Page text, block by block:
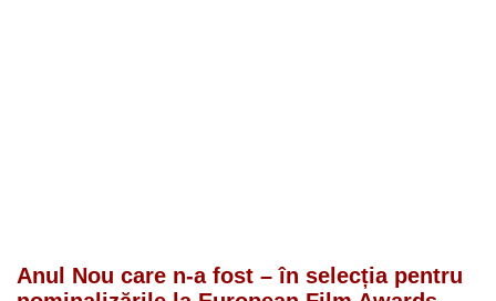
Anul Nou care n-a fost – în selecția pentru